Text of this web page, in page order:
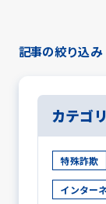
記事の絞り込み
カテゴ
特殊詐欺
インター